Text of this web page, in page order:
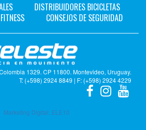
DISTRIBUIDORES BICICLETAS
CONSEJOS DE SEGURIDAD
1329. CP 11800. Montevideo, Uruguay.
T: (+598) 2924 8849 | F: (+598) 2924 4229
Marketing Digital: ELE10